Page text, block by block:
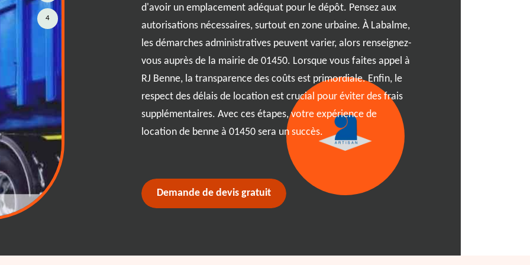
offrir des solutions adaptées
sans pareille. Que vous
postal 01450, notre équipe
la gestion de vos déchets avec
à vos projets. Nous
ponctualité et du respect des
est à la hauteur de vos
d'avoir un emplacement adéquat pour le dépôt. Pensez aux
autorisations nécessaires, surtout en zone urbaine. À Labalme,
les démarches administratives peuvent varier, alors renseignez-
vous auprès de la mairie de 01450. Lorsque vous faites appel à
RJ Benne, la transparence des coûts est primordiale. Enfin, le
respect des délais de location est crucial pour éviter des frais
supplémentaires. Avec ces étapes, votre expérience de
location de benne à 01450 sera un succès.
4
Demande de devis gratuit